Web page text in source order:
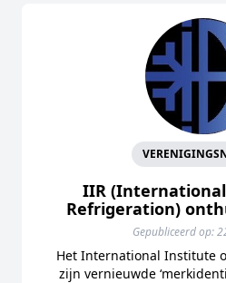
IIR
Refrigeration)
Gepubliceerd op:
Het International Institute
zijn vernieuwde